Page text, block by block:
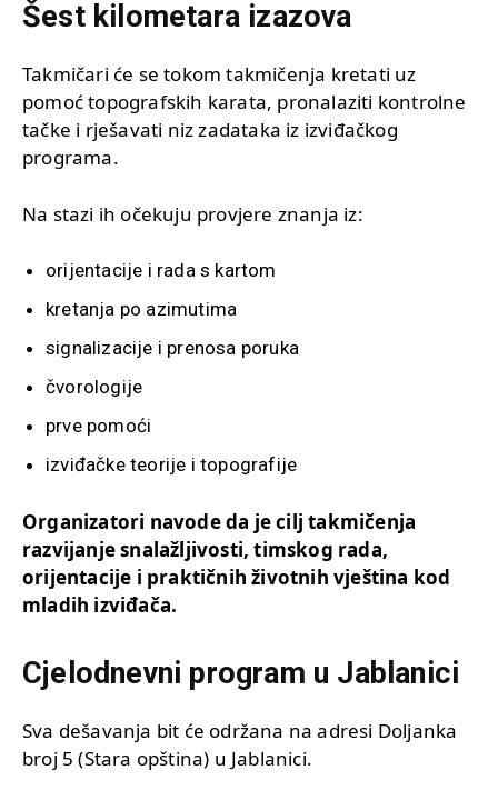
Šest kilometara izazova
Takmičari će se tokom takmičenja kretati uz
pomoć topografskih karata, pronalaziti kontrolne
tačke i rješavati niz zadataka iz izviđačkog
programa.
Na stazi ih očekuju provjere znanja iz:
orijentacije i rada s kartom
kretanja po azimutima
signalizacije i prenosa poruka
čvorologije
prve pomoći
izviđačke teorije i topografije
Organizatori navode da je cilj takmičenja
razvijanje snalažljivosti, timskog rada,
orijentacije i praktičnih životnih vještina kod
mladih izviđača.
Cjelodnevni program u Jablanici
Sva dešavanja bit će održana na adresi Doljanka
broj 5 (Stara opština) u Jablanici.